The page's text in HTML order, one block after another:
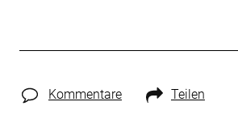
Kommentare Teilen